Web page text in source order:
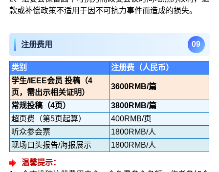
款或补偿政策不适用于因不可抗力事件而造成的损失。
注册费用 09
类别
注册费（人民币）
学生/IEEE会员 投稿（4
页，需出示相关证明）
3600RMB/篇
常规投稿（4页）
3800RMB/篇
超页费（第5页起算）
400RMB/页
听众参会票
1800RMB/人
现场口头报告/海报展示
1800RMB/人
温馨提示：